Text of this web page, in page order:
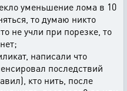
уменьшение лома в 10
то думаю никто
не учли при порезке, то
написали что
последствий
кто нить, после